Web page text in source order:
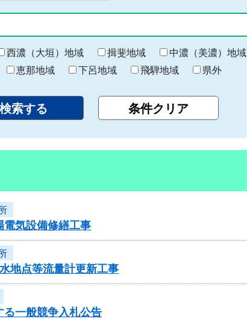
西濃（大垣）地域 揖斐地域 中濃（美濃）地域
恵那地域 下呂地域 飛騨地域 県外
電気設備修繕工事
地点等流量計更新工事
一般競争入札公告